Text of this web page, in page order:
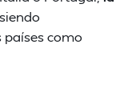
, siendo
como